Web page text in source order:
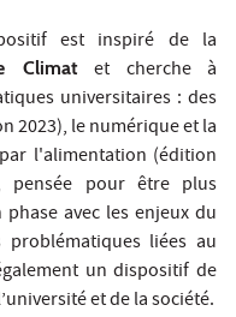
est inspiré de la
Climatet cherche à
universitaires : des
2023), le numérique et la
l'alimentation (édition
pensée pour être plus
avec les enjeux du
liées au
un dispositif de
et de la société.